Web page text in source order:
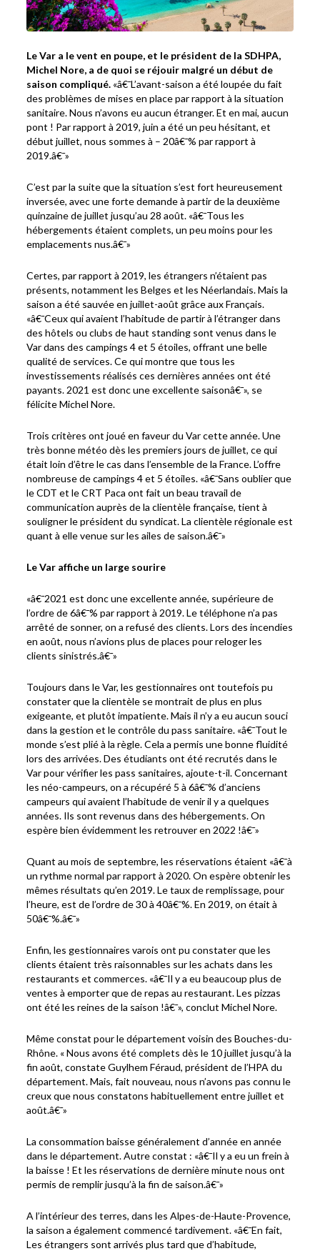
Le Var a le vent en poupe, et le président de la SDHPA,
Michel Nore, a de quoi se réjouir malgré un début de
saison compliqué. «â€¯L’avant-saison a été loupée du fait
des problèmes de mises en place par rapport à la situation
sanitaire. Nous n’avons eu aucun étranger. Et en mai, aucun
pont ! Par rapport à 2019, juin a été un peu hésitant, et
début juillet, nous sommes à – 20â€¯% par rapport à
2019.â€¯»
C’est par la suite que la situation s’est fort heureusement
inversée, avec une forte demande à partir de la deuxième
quinzaine de juillet jusqu’au 28 août. «â€¯Tous les
hébergements étaient complets, un peu moins pour les
emplacements nus.â€¯»
Certes, par rapport à 2019, les étrangers n’étaient pas
présents, notamment les Belges et les Néerlandais. Mais la
saison a été sauvée en juillet-août grâce aux Français.
«â€¯Ceux qui avaient l’habitude de partir à l’étranger dans
des hôtels ou clubs de haut standing sont venus dans le
Var dans des campings 4 et 5 étoiles, offrant une belle
qualité de services. Ce qui montre que tous les
investissements réalisés ces dernières années ont été
payants. 2021 est donc une excellente saisonâ€¯», se
félicite Michel Nore.
Trois critères ont joué en faveur du Var cette année. Une
très bonne météo dès les premiers jours de juillet, ce qui
était loin d’être le cas dans l’ensemble de la France. L’offre
nombreuse de campings 4 et 5 étoiles. «â€¯Sans oublier que
le CDT et le CRT Paca ont fait un beau travail de
communication auprès de la clientèle française, tient à
souligner le président du syndicat. La clientèle régionale est
quant à elle venue sur les ailes de saison.â€¯»
Le Var affiche un large sourire
«â€¯2021 est donc une excellente année, supérieure de
l’ordre de 6â€¯% par rapport à 2019. Le téléphone n’a pas
arrêté de sonner, on a refusé des clients. Lors des incendies
en août, nous n’avions plus de places pour reloger les
clients sinistrés.â€¯»
Toujours dans le Var, les gestionnaires ont toutefois pu
constater que la clientèle se montrait de plus en plus
exigeante, et plutôt impatiente. Mais il n’y a eu aucun souci
dans la gestion et le contrôle du pass sanitaire. «â€¯Tout le
monde s’est plié à la règle. Cela a permis une bonne fluidité
lors des arrivées. Des étudiants ont été recrutés dans le
Var pour vérifier les pass sanitaires, ajoute-t-il. Concernant
les néo-campeurs, on a récupéré 5 à 6â€¯% d’anciens
campeurs qui avaient l’habitude de venir il y a quelques
années. Ils sont revenus dans des hébergements. On
espère bien évidemment les retrouver en 2022 !â€¯»
Quant au mois de septembre, les réservations étaient «â€¯à
un rythme normal par rapport à 2020. On espère obtenir les
mêmes résultats qu’en 2019. Le taux de remplissage, pour
l’heure, est de l’ordre de 30 à 40â€¯%. En 2019, on était à
50â€¯%.â€¯»
Enfin, les gestionnaires varois ont pu constater que les
clients étaient très raisonnables sur les achats dans les
restaurants et commerces. «â€¯Il y a eu beaucoup plus de
ventes à emporter que de repas au restaurant. Les pizzas
ont été les reines de la saison !â€¯», conclut Michel Nore.
Même constat pour le département voisin des Bouches-du-
Rhône. « Nous avons été complets dès le 10 juillet jusqu’à la
fin août, constate Guylhem Féraud, président de l’HPA du
département. Mais, fait nouveau, nous n’avons pas connu le
creux que nous constatons habituellement entre juillet et
août.â€¯»
La consommation baisse généralement d’année en année
dans le département. Autre constat : «â€¯Il y a eu un frein à
la baisse ! Et les réservations de dernière minute nous ont
permis de remplir jusqu’à la fin de saison.â€¯»
A l’intérieur des terres, dans les Alpes-de-Haute-Provence,
la saison a également commencé tardivement. «â€¯En fait,
Les étrangers sont arrivés plus tard que d’habitude,